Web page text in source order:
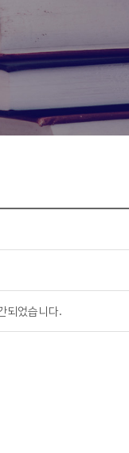
되었습니다.